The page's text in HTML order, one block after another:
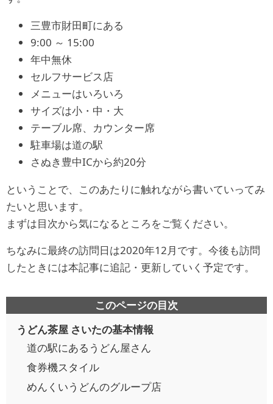
三豊市財田町にある
9:00 ～ 15:00
年中無休
セルフサービス店
メニューはいろいろ
サイズは小・中・大
テーブル席、カウンター席
駐車場は道の駅
さぬき豊中ICから約20分
ということで、このあたりに触れながら書いていってみ
たいと思います。
まずは目次から気になるところをご覧ください。
ちなみに最終の訪問日は2020年12月です。今後も訪問
したときには本記事に追記・更新していく予定です。
このページの目次
うどん茶屋 さいたの基本情報
道の駅にあるうどん屋さん
食券機スタイル
めんくいうどんのグループ店